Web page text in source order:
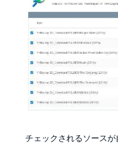
チェックされるソース